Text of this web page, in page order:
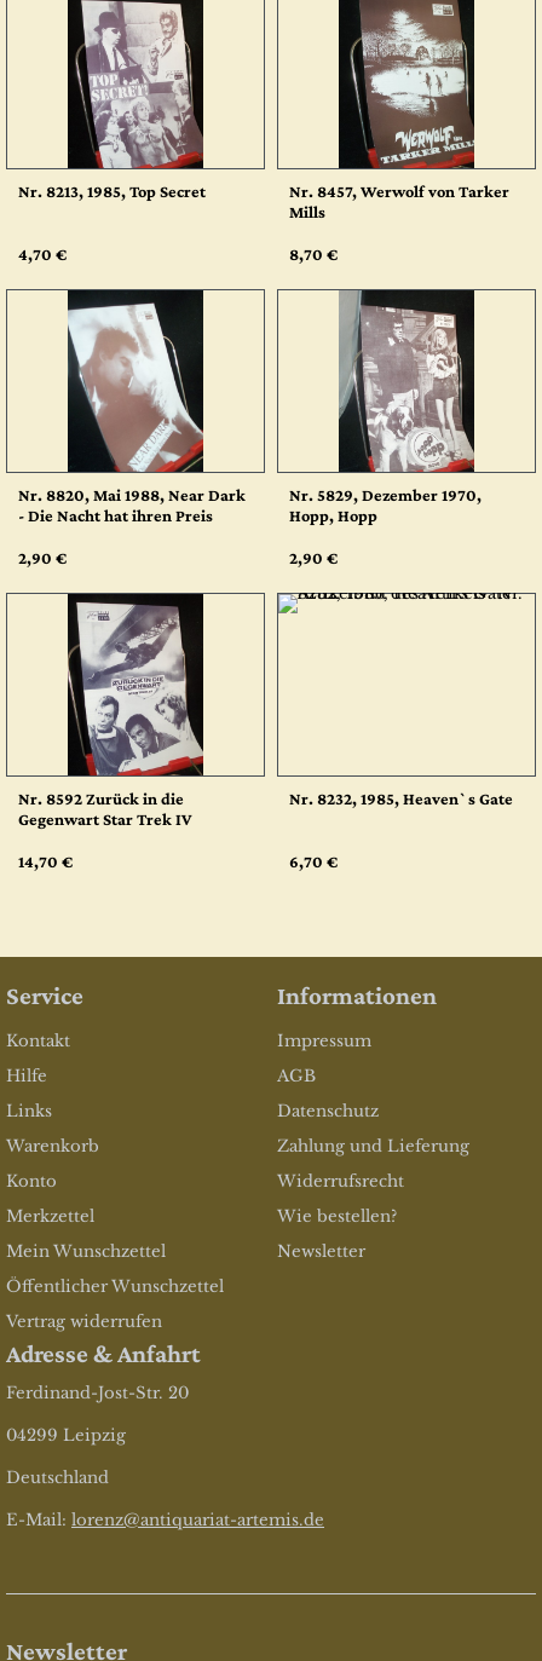
Nr. 8213, 1985, Top Secret
4,70 €
Nr. 8457, Werwolf von Tarker
Mills
8,70 €
Nr. 8820, Mai 1988, Near Dark
- Die Nacht hat ihren Preis
2,90 €
Nr. 5829, Dezember 1970,
Hopp, Hopp
2,90 €
Nr. 8592 Zurück in die
Gegenwart Star Trek IV
14,70 €
Nr. 8232, 1985, Heaven`s Gate
6,70 €
Service
Kontakt
Hilfe
Links
Warenkorb
Konto
Merkzettel
Mein Wunschzettel
Öffentlicher Wunschzettel
Vertrag widerrufen
Informationen
Impressum
AGB
Datenschutz
Zahlung und Lieferung
Widerrufsrecht
Wie bestellen?
Newsletter
Adresse & Anfahrt
Ferdinand-Jost-Str. 20
04299 Leipzig
Deutschland
E-Mail: lorenz@antiquariat-artemis.de
Newsletter